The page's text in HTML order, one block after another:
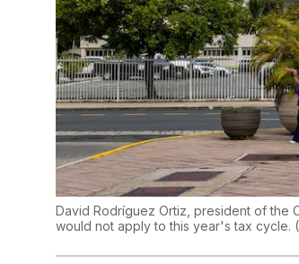
David Rodríguez Ortiz, president of the
would not apply to this year's tax cycle. (